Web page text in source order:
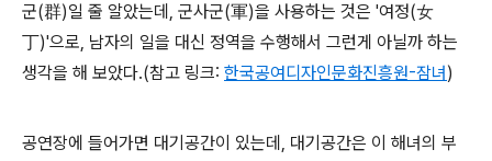
군(群)일 줄 알았는데, 군사군(軍)을 사용하는 것은 '여정(女
丁)'으로, 남자의 일을 대신 정역을 수행해서 그런게 아닐까 하는
생각을 해 보았다.(참고 링크: 한국공여디자인문화진흥원-잠녀)
공연장에 들어가면 대기공간이 있는데, 대기공간은 이 해녀의 부